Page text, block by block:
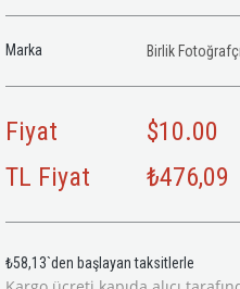
Marka Birlik
Fiyat
$10.00
TL Fiyat
₺476,09
₺58,13`den başlayan taksitlerle